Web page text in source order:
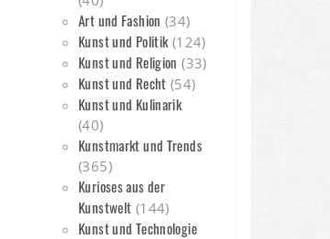
Art und Fashion (34)
Kunst und Politik(124)
Kunst und Religion (33)
Kunst und Recht (54)
Kunst und Kulinarik
(40)
Kunstmarkt und Trends
(365)
Kurioses aus der
Kunstwelt (144)
Kunst und Technologie